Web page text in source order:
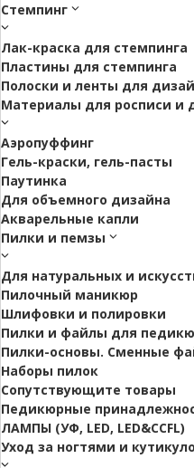
Стемпинг
Лак-краска для стемпинга
Пластины для стемпинга
Полоски и ленты для
Материалы для росписи и
Аэропуффинг
Гель-краски, гель-пасты
Паутинка
Для объемного дизайна
Акварельные капли
Пилки и пемзы
Для натуральных и
Пилочный маникюр
Шлифовки и полировки
Пилки и файлы для
Пилки-основы. Сменные
Наборы пилок
Сопутствующите товары
Педикюрные
ЛАМПЫ (УФ, LED, LED&CCFL)
Уход за ногтями и